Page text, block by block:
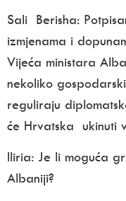
Sali Berisha:
izmjenama i
Vijeća ministara
nekoliko
reguliraju
će Hrvatska ukinuti
Iliria: Je li moguća
Albaniji?